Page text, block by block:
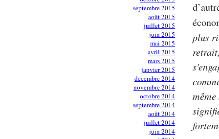
septembre 2015
août 2015
juillet 2015
juin 2015
mai 2015
avril 2015
mars 2015
janvier 2015
décembre 2014
novembre 2014
octobre 2014
septembre 2014
août 2014
juillet 2014
juin 2014
plus